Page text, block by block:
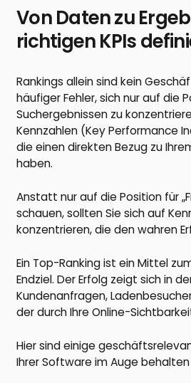
Von Daten zu
richtigen KPIs
Rankings allein sind kein
häufiger Fehler, sich nur auf die
Suchergebnissen zu
Kennzahlen (Key Performance
die einen direkten Bezug zu
haben.
Anstatt nur auf die Position für
schauen, sollten Sie sich auf
konzentrieren, die den wahren
Ein Top-Ranking ist ein Mittel
Endziel. Der Erfolg zeigt sich in
Kundenanfragen,
der durch Ihre Online-
Hier sind einige
Ihrer Software im Auge